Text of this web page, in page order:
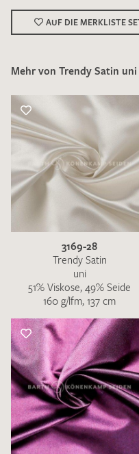
AUF DIE MERKLISTE
Mehr von Trendy Satin uni
3169-28
Trendy Satin
uni
51% Viskose, 49% Seide
160 g/lfm, 137 cm